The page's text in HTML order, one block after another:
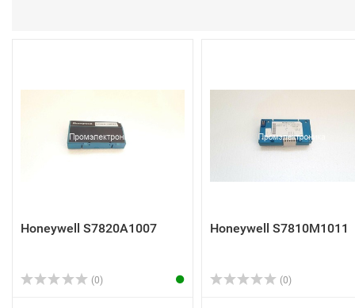
Honeywell S7820A1007
(0)
Honeywell S7810M1011
(0)